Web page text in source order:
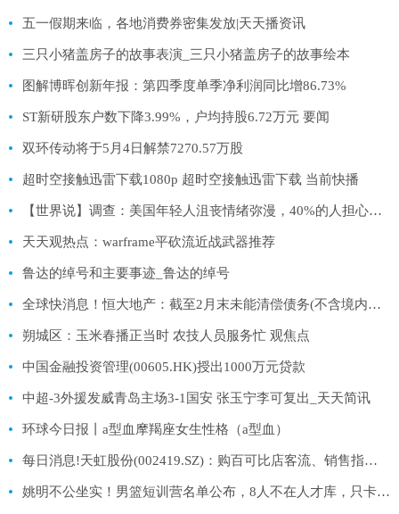
五一假期来临，各地消费券密集发放|天天播资讯
三只小猪盖房子的故事表演_三只小猪盖房子的故事绘本
图解博晖创新年报：第四季度单季净利润同比增86.73%
ST新研股东户数下降3.99%，户均持股6.72万元 要闻
双环传动将于5月4日解禁7270.57万股
超时空接触迅雷下载1080p 超时空接触迅雷下载 当前快播
【世界说】调查：美国年轻人沮丧情绪弥漫，40%的人担心遭枪击、近1/4的人觉得“死了更好”
天天观热点：warframe平砍流近战武器推荐
鲁达的绰号和主要事迹_鲁达的绰号
全球快消息！恒大地产：截至2月末未能清偿债务(不含境内外债券)2371亿 逾期商票2480亿
朔城区：玉米春播正当时 农技人员服务忙 观焦点
中国金融投资管理(00605.HK)授出1000万元贷款
中超-3外援发威青岛主场3-1国安 张玉宁李可复出_天天简讯
环球今日报丨a型血摩羯座女生性格（a型血）
每日消息!天虹股份(002419.SZ)：购百可比店客流、销售指标均恢复较好 客流基本恢复至2019年水平
姚明不公坐实！男篮短训营名单公布，8人不在人才库，只卡杜锋！-全球热议